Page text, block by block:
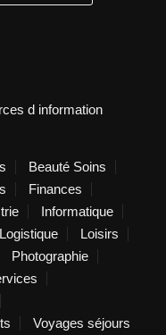
d information
Beauté Soins
Finances
Informatique
Logistique
Loisirs
Photographie
Voyages séjours